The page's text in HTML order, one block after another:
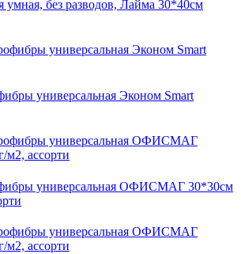
умная, без разводов, Лайма 30*40см
универсальная Эконом Smart
универсальная ОФИСМАГ 30*30см